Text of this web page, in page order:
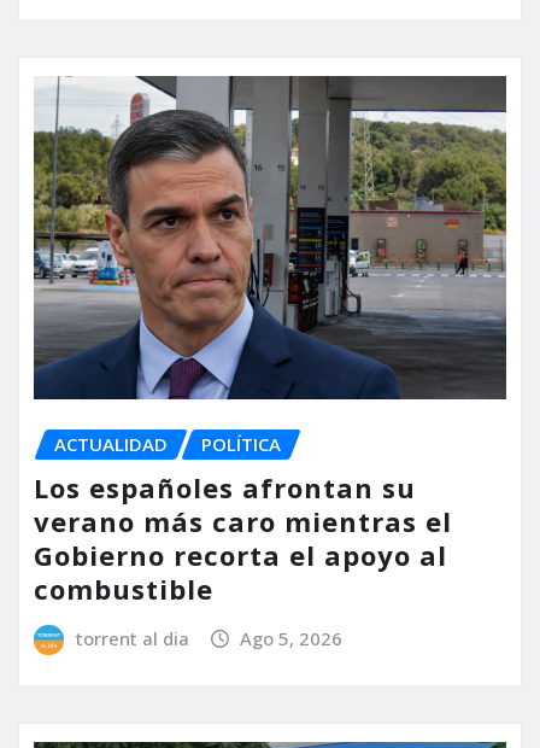
ACTUALIDAD POLÍTICA
Los españoles afrontan su
verano más caro mientras el
Gobierno recorta el apoyo al
combustible
torrent al dia Ago 5, 2026